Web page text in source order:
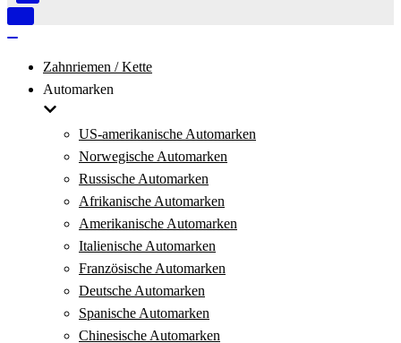
Navigation
Zahnriemen / Kette
Automarken
US-amerikanische Automarken
Norwegische Automarken
Russische Automarken
Afrikanische Automarken
Amerikanische Automarken
Italienische Automarken
Französische Automarken
Deutsche Automarken
Spanische Automarken
Chinesische Automarken